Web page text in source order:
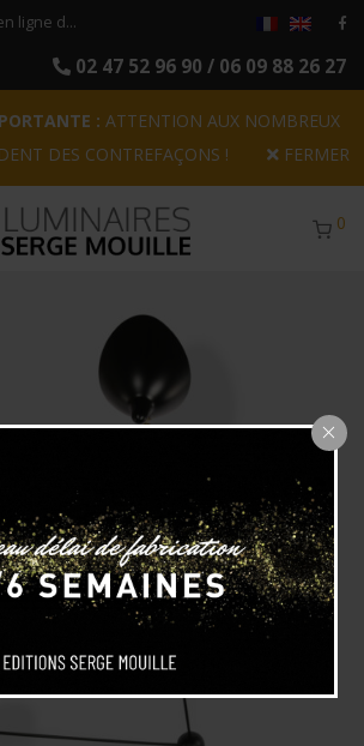
Site officiel de vente en ligne des rééditions originales des luminaires Serge Mouille
02 47 52 96 90 / 06 09 88 26 27
: ATTENTION AUX NOMBREUX
DES CONTREFAÇONS !
FERMER
0